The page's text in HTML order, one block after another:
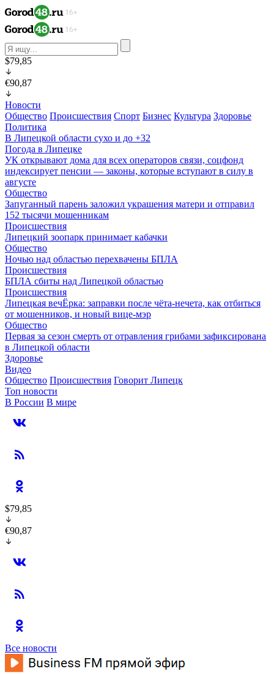
$79,85
€90,87
Новости
Общество Происшествия Спорт Бизнес Культура Здоровье
Политика
В Липецкой области сухо и до +32
Погода в Липецке
УК открывают дома для всех операторов связи, соцфонд
индексирует пенсии — законы, которые вступают в силу в
августе
Общество
Запуганный парень заложил украшения матери и отправил
152 тысячи мошенникам
Происшествия
Липецкий зоопарк принимает кабачки
Общество
Ночью над областью перехвачены БПЛА
Происшествия
БПЛА сбиты над Липецкой областью
Происшествия
Липецкая вечЁрка: заправки после чёта-нечета, как отбиться
от мошенников, и новый вице-мэр
Общество
Первая за сезон смерть от отравления грибами зафиксирована
в Липецкой области
Здоровье
Видео
Общество Происшествия Говорит Липецк
Топ новости
В России В мире
$79,85
€90,87
Все новости